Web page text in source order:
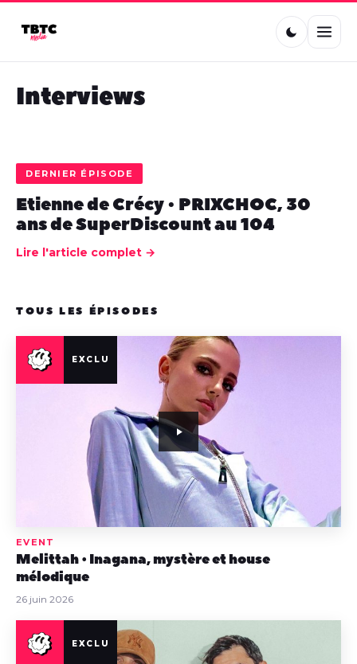
Interviews
DERNIER ÉPISODE
Etienne de Crécy • PRIXCHOC, 30
ans de SuperDiscount au 104
Lire l'article complet →
TOUS LES ÉPISODES
EVENT
Melittah • Inagana, mystère et house
mélodique
26 juin 2026